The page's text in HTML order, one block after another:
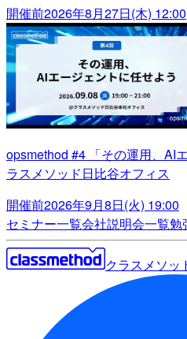
開催前2026年8月27日(木) 12:00
opsmethod #4 「その運用、AI
ラスメソッド日比谷オフィス
開催前2026年9月8日(火) 19:00
セミナー一覧会社説明会一覧勉
クラスメソッ